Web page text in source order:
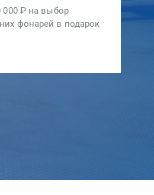
000 ₽ на выбор
фонарей в подарок